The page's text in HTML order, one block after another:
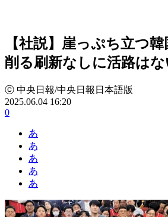
【社説】崖っぷち立つ
削る刷新なしに活路はな
ⓒ 中央日報/中央日報日本語版
2025.06.04 16:20
0
あ
あ
あ
あ
あ